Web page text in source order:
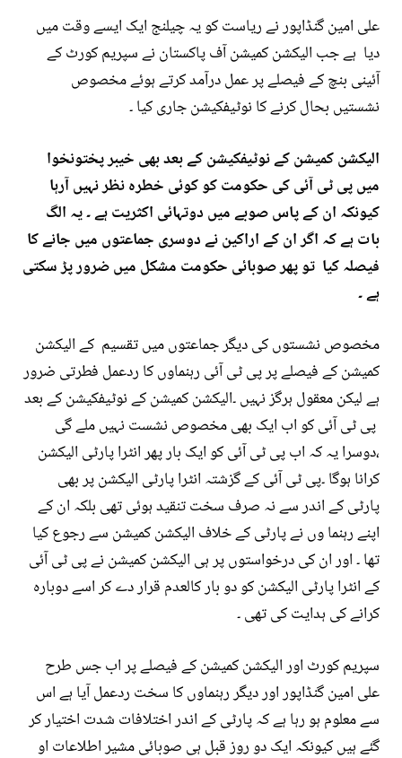
علی امین گنڈاپور نے ریاست کو یہ چیلنج ایک ایسے وقت میں
دیا ہے جب الیکشن کمیشن آف پاکستان نے سپریم کورٹ کے
آئینی بنچ کے فیصلے پر عمل درآمد کرتے ہوئے مخصوص
نشستیں بحال کرنے کا نوٹیفکیشن جاری کیا ۔
الیکشن کمیشن کے نوٹیفکیشن کے بعد بھی خیبر پختونخوا
میں پی ٹی آئی کی حکومت کو کوئی خطرہ نظر نہیں آرہا
کیونکہ ان کے پاس صوبے میں دوتہائی اکثریت ہے ۔ یہ الگ
بات ہے کہ اگر ان کے اراکین نے دوسری جماعتوں میں جانے کا
فیصلہ کیا تو پھر صوبائی حکومت مشکل میں ضرور پڑ سکتی
ہے ۔
مخصوص نشستوں کی دیگر جماعتوں میں تقسیم کے الیکشن
کمیشن کے فیصلے پر پی ٹی آئی رہنماوں کا ردعمل فطرتی ضرور
ہے لیکن معقول ہرگز نہیں ۔الیکشن کمیشن کے نوٹیفکیشن کے بعد
پی ٹی آئی کو اب ایک بھی مخصوص نشست نہیں ملے گی
،دوسرا یہ کہ اب پی ٹی آئی کو ایک بار پھر انٹرا پارٹی الیکشن
کرانا ہوگا ۔پی ٹی آئی کے گزشتہ انٹرا پارٹی الیکشن پر بھی
پارٹی کے اندر سے نہ صرف سخت تنقید ہوئی تھی بلکہ ان کے
اپنے رہنما وں نے پارٹی کے خلاف الیکشن کمیشن سے رجوع کیا
تھا ۔ اور ان کی درخواستوں پر ہی الیکشن کمیشن نے پی ٹی آئی
کے انٹرا پارٹی الیکشن کو دو بار کالعدم قرار دے کر اسے دوبارہ
کرانے کی ہدایت کی تھی ۔
سپریم کورٹ اور الیکشن کمیشن کے فیصلے پر اب جس طرح
علی امین گنڈاپور اور دیگر رہنماوں کا سخت ردعمل آیا ہے اس
سے معلوم ہو رہا ہے کہ پارٹی کے اندر اختلافات شدت اختیار کر
گئے ہیں کیونکہ ایک دو روز قبل ہی صوبائی مشیر اطلاعات او